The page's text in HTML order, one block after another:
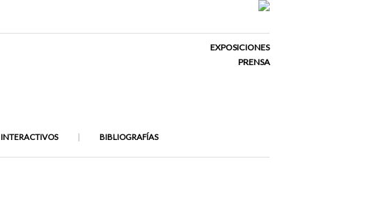
EXPOSICIONES
PRENSA
INTERACTIVOS BIBLIOGRAFÍAS